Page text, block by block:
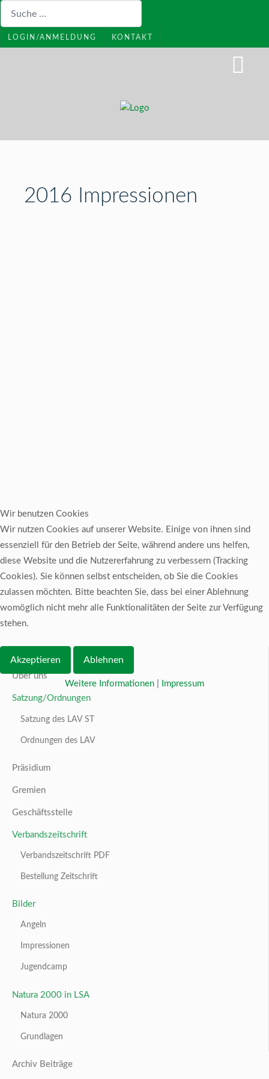
LOGIN/ANMELDUNG KONTAKT
Über uns
Über uns
Satzung/Ordnungen
Satzung des LAV ST
Ordnungen des LAV
Präsidium
Gremien
Geschäftsstelle
Verbandszeitschrift
Verbandszeitschrift PDF
Bestellung Zeitschrift
Bilder
Angeln
Impressionen
Jugendcamp
Natura 2000 in LSA
Natura 2000
Grundlagen
Archiv Beiträge
2016 Impressionen
Wir benutzen Cookies
Wir nutzen Cookies auf unserer Website. Einige von ihnen sind
essenziell für den Betrieb der Seite, während andere uns helfen,
diese Website und die Nutzererfahrung zu verbessern (Tracking
Cookies). Sie können selbst entscheiden, ob Sie die Cookies
zulassen möchten. Bitte beachten Sie, dass bei einer Ablehnung
womöglich nicht mehr alle Funktionalitäten der Seite zur Verfügung
stehen.
Akzeptieren Ablehnen
Weitere Informationen Impressum